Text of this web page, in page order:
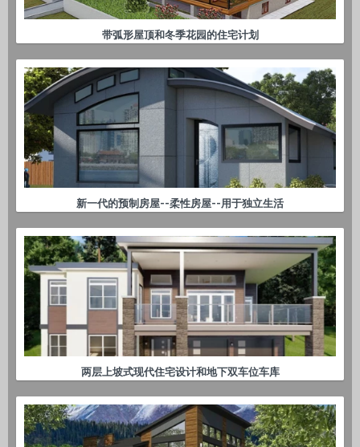
带弧形屋顶和冬季花园的住宅计划
新一代的预制房屋--柔性房屋--用于独立生活
两层上坡式现代住宅设计和地下双车位车库